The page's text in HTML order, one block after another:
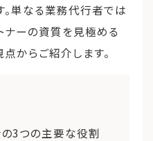
単なる業務代行者では
ナーの資質を見極める
からご紹介します。
の3つの主要な役割